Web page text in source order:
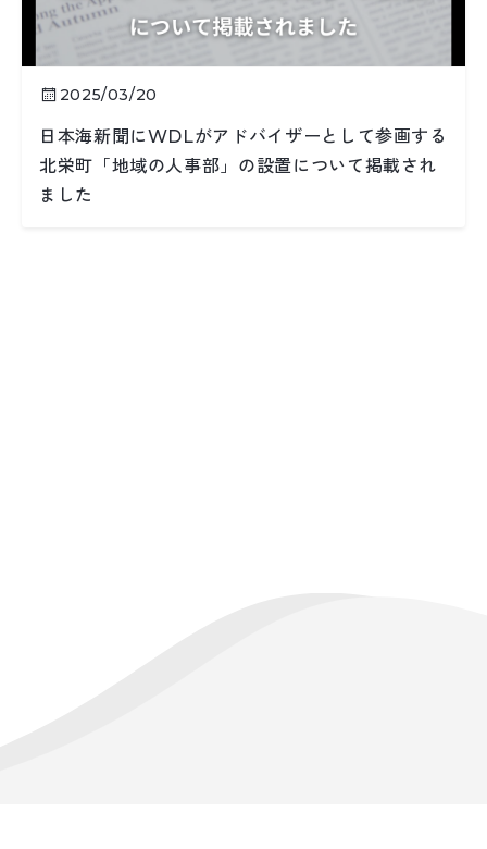
2025/03/20
日本海新聞にWDLがアドバイザーとして参画する
北栄町「地域の人事部」の設置について掲載され
ました